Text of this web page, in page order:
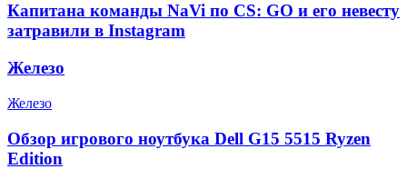
Капитана команды NaVi по CS: GO и его невесту
затравили в Instagram
Железо
Железо
Обзор игрового ноутбука Dell G15 5515 Ryzen
Edition